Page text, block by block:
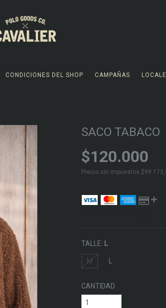
CONDICIONES DEL SHOP CAMPAÑAS
SACO TABACO
$120.000
Precio sin impuestos
TALLE: L
M
CANTIDAD